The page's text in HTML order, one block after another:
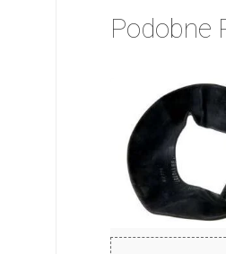
Podobne